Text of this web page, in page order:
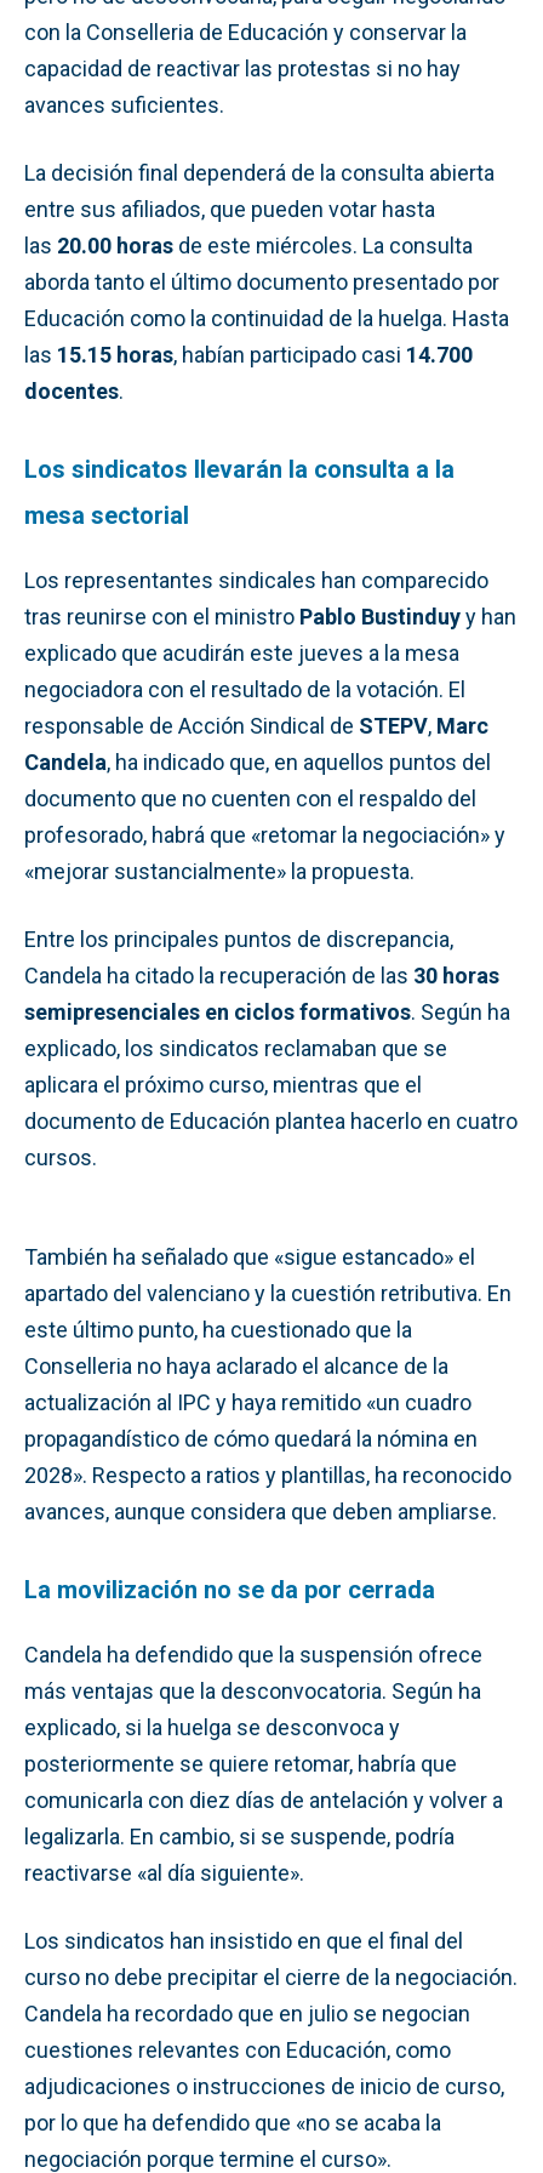
con la Conselleria de Educación y conservar la
capacidad de reactivar las protestas si no hay
avances suficientes.
La decisión final dependerá de la consulta abierta
entre sus afiliados, que pueden votar hasta
las 20.00 horas de este miércoles. La consulta
aborda tanto el último documento presentado por
Educación como la continuidad de la huelga. Hasta
las 15.15 horas, habían participado casi 14.700
docentes.
Los sindicatos llevarán la consulta a la
mesa sectorial
Los representantes sindicales han comparecido
tras reunirse con el ministro Pablo Bustinduyy han
explicado que acudirán este jueves a la mesa
negociadora con el resultado de la votación. El
responsable de Acción Sindical de STEPV, Marc
Candela, ha indicado que, en aquellos puntos del
documento que no cuenten con el respaldo del
profesorado, habrá que «retomar la negociación» y
«mejorar sustancialmente» la propuesta.
Entre los principales puntos de discrepancia,
Candela ha citado la recuperación de las 30 horas
semipresenciales en ciclos formativos. Según ha
explicado, los sindicatos reclamaban que se
aplicara el próximo curso, mientras que el
documento de Educación plantea hacerlo en cuatro
cursos.
También ha señalado que «sigue estancado» el
apartado del valenciano y la cuestión retributiva. En
este último punto, ha cuestionado que la
Conselleria no haya aclarado el alcance de la
actualización al IPC y haya remitido «un cuadro
propagandístico de cómo quedará la nómina en
2028». Respecto a ratios y plantillas, ha reconocido
avances, aunque considera que deben ampliarse.
La movilización no se da por cerrada
Candela ha defendido que la suspensión ofrece
más ventajas que la desconvocatoria. Según ha
explicado, si la huelga se desconvoca y
posteriormente se quiere retomar, habría que
comunicarla con diez días de antelación y volver a
legalizarla. En cambio, si se suspende, podría
reactivarse «al día siguiente».
Los sindicatos han insistido en que el final del
curso no debe precipitar el cierre de la negociación.
Candela ha recordado que en julio se negocian
cuestiones relevantes con Educación, como
adjudicaciones o instrucciones de inicio de curso,
por lo que ha defendido que «no se acaba la
negociación porque termine el curso».